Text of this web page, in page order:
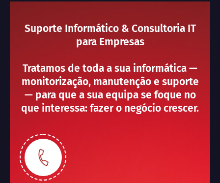
Suporte Informático & Consultoria IT
para Empresas
Tratamos de toda a sua informática —
monitorização, manutenção e suporte
— para que a sua equipa se foque no
que interessa: fazer o negócio crescer.